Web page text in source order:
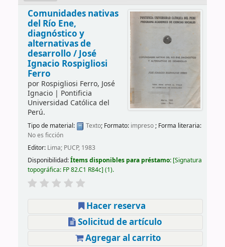
Comunidades nativas
del Río Ene,
diagnóstico y
alternativas de
desarrollo /José
Ignacio Rospigliosi
Ferro
por Rospigliosi Ferro, José
Ignacio| Pontificia
Universidad Católica del
Perú.
Tipo de material: Texto; Formato: impreso; Forma literaria:
No es ficción
Editor: Lima; PUCP, 1983
Disponibilidad:Ítems disponibles para préstamo: Signatura
topográfica: FP 82.C1 R84c (1).
Hacer reserva
Solicitud de artículo
Agregar al carrito